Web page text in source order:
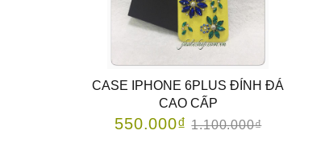
CASE IPHONE 6PLUS ĐÍNH ĐÁ
CAO CẤP
550.000₫1.100.000₫